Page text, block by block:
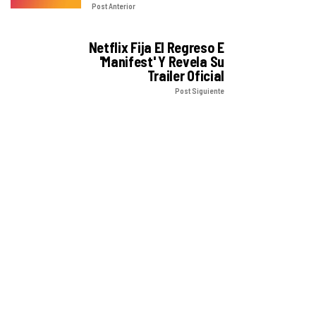
Post Anterior
Netflix Fija El Regreso E
'Manifest' Y Revela Su
Trailer Oficial
Post Siguiente